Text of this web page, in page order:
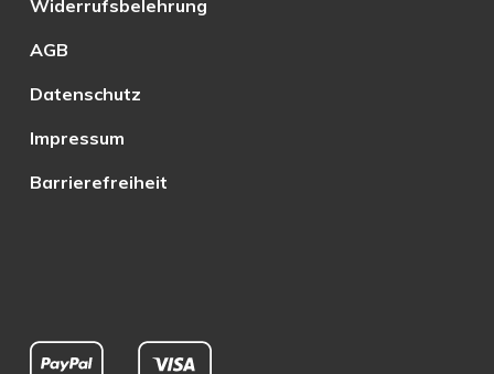
Widerrufsbelehrung
AGB
Datenschutz
Impressum
Barrierefreiheit